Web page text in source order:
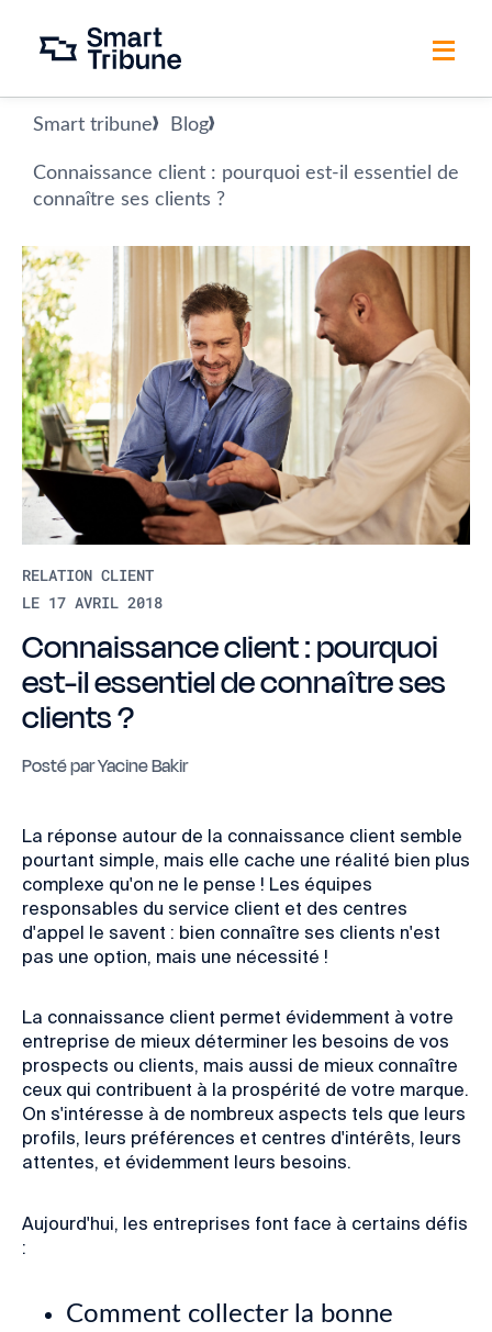
Smart tribune Blog
Connaissance client : pourquoi est-il essentiel de
connaître ses clients ?
RELATION CLIENT
LE 17 AVRIL 2018
Connaissance client : pourquoi
est-il essentiel de connaître ses
clients ?
Posté parYacine Bakir
La réponse autour de la connaissance client semble
pourtant simple, mais elle cache une réalité bien plus
complexe qu'on ne le pense ! Les équipes
responsables du service client et des centres
d'appel le savent : bien connaître ses clients n'est
pas une option, mais une nécessité !
La connaissance client permet évidemment à votre
entreprise de mieux déterminer les besoins de vos
prospects ou clients, mais aussi de mieux connaître
ceux qui contribuent à la prospérité de votre marque.
On s'intéresse à de nombreux aspects tels que leurs
profils, leurs préférences et centres d'intérêts, leurs
attentes, et évidemment leurs besoins.
Aujourd'hui, les entreprises font face à certains défis
:
Comment collecter la bonne